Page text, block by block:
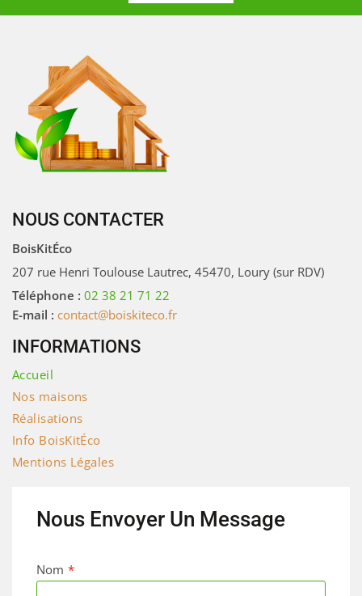
NOUS CONTACTER
BoisKitÉco
207 rue Henri Toulouse Lautrec, 45470, Loury (sur RDV)
Téléphone : 02 38 21 71 22
E-mail : contact@boiskiteco.fr
INFORMATIONS
Accueil
Nos maisons
Réalisations
Info BoisKitÉco
Mentions Légales
Nous Envoyer Un Message
Nom